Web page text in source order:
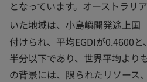
となっています。オーストラリ
いた地域は、小島嶼開発途上国
付けられ、平均EGDIが0.4600
半分以下であり、世界平均より
の背景には、限られたリソース